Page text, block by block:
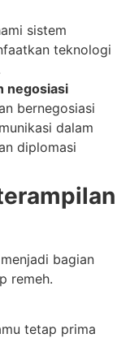
sistem
teknologi
negosiasi
bernegosiasi
dalam
diplomasi
bagian
remeh.
tetap prima